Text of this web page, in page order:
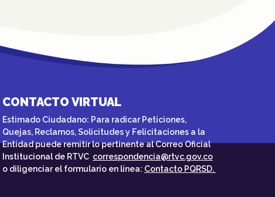
CONTACTO VIRTUAL
Estimado Ciudadano: Para radicar Peticiones,
Quejas, Reclamos, Solicitudes y Felicitaciones a la
Entidad puede remitir lo pertinente al Correo Oficial
Institucional de RTVC correspondencia@rtvc.gov.co
o diligenciar el formulario en línea: Contacto PQRSD.